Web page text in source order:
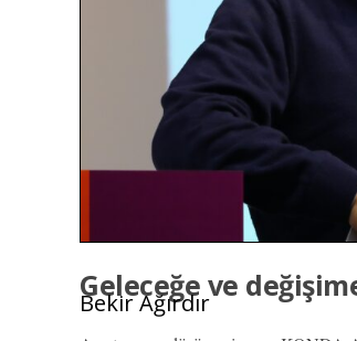
Geleceğe ve
Bekir Ağırdır